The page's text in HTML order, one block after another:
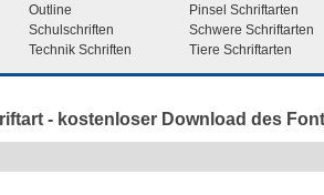
Outline
Pinsel Schriftarten
Schulschriften
Schwere Schriftarten
Technik Schriften Tiere Schriftarten
- kostenloser Download des